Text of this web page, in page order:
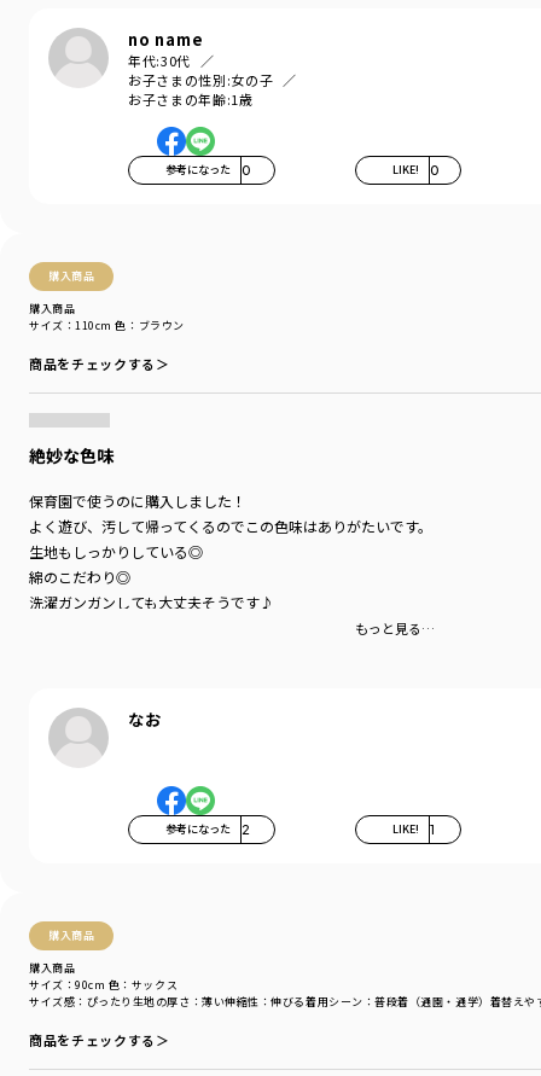
no name
年代:30代
お子さまの性別:女の子
お子さまの年齢:1歳
参考になった 0 LIKE! 0
購入商品
購入商品
サイズ：110cm 色：ブラウン
商品をチェックする＞
絶妙な色味
保育園で使うのに購入しました！
よく遊び、汚して帰ってくるのでこの色味はありがたいです。
生地もしっかりしている◎
綿のこだわり◎
洗濯ガンガンしても大丈夫そうです♪
もっと見る…
なお
参考になった 2 LIKE! 1
購入商品
購入商品
サイズ感 ：ぴったり 生地の厚さ ：薄い伸縮性 ：伸びる着用シーン ：普段着（通園・通学） 着替えや
サイズ：90cm 色：サックス
商品をチェックする＞
本体も文字色に合わせて何度も修正し、誰でも似合う今っぽくすみカラー5色
を選抜。
朝食のイメージでアビティが1日のスタートに寄り添います。朝が楽しみにな
るカラバリTはお揃いで着ると可愛さ倍増！
インナーなしでも着られる柔らかく上質な肌触りと抜群の伸縮性が魅力のス
パンフライスを使用。ゴムのように伸びて、各自の体形に程よくフィットし
＿＿＿＿＿
【aBity select./アビティセレクト】
ブランシェスからZ世代のママパパに向けた新ブランドが登場しました。
aBity select.(アビティ セレクト)はイタリア語の服「abiti」が由来。
性別などの先入観なく、家でも外でも。すべての子どもたちが自分らしく、
あらゆるシーンでのびのびと過ごしてほしい。
#韓国子供服 のトレンドをMIXしたありのままで気取らない「ナチュラル×ス
『Be oneself. More freely.』
自分らしく。もっと自由に。
服好き仲間が1人でも増えますように。
性別タイプ
／GIRL
商品番号